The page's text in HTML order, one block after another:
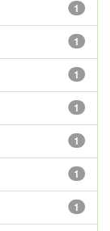
1
1
1
1
1
1
1